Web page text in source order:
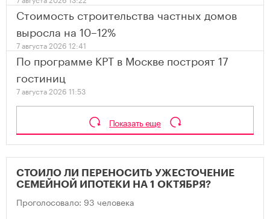
Стоимость строительства частных домов
выросла на 10–12%
7 августа 2026 12:41
По программе КРТ в Москве построят 17
гостиниц
7 августа 2026 11:53
Показать еще
СТОИЛО ЛИ ПЕРЕНОСИТЬ УЖЕСТОЧЕНИЕ
СЕМЕЙНОЙ ИПОТЕКИ НА 1 ОКТЯБРЯ?
Проголосовало: 93 человека